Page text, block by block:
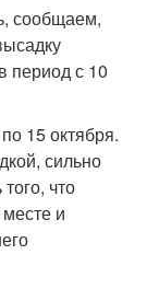
сообщаем,
период с 10
15 октября.
сильно
что
и